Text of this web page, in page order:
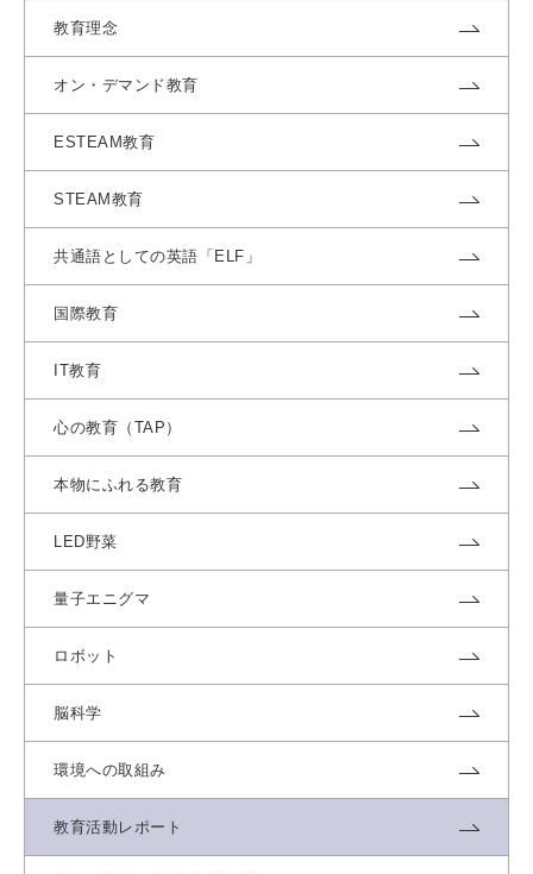
教育理念
オン・デマンド教育
ESTEAM教育
STEAM教育
共通語としての英語「ELF」
国際教育
IT教育
心の教育（TAP）
本物にふれる教育
LED野菜
量子エニグマ
ロボット
脳科学
環境への取組み
教育活動レポート